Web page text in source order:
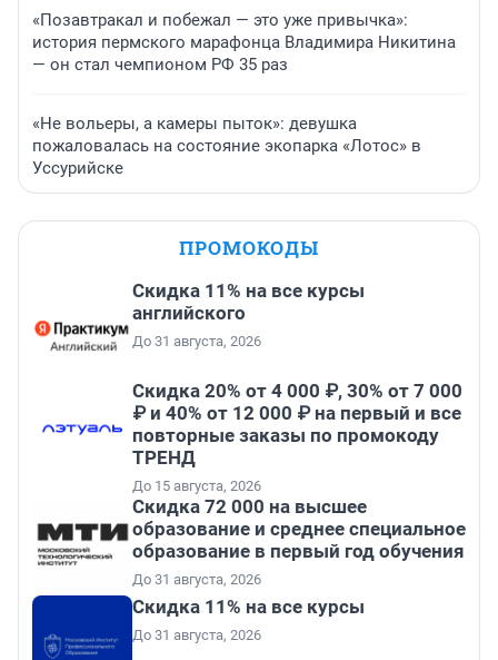
«Позавтракал и побежал — это уже привычка»:
история пермского марафонца Владимира Никитина
— он стал чемпионом РФ 35 раз
«Не вольеры, а камеры пыток»: девушка
пожаловалась на состояние экопарка «Лотос» в
Уссурийске
ПРОМОКОДЫ
Скидка 11% на все курсы
английского
До 31 августа, 2026
Скидка 20% от 4 000 ₽, 30% от 7 000
₽ и 40% от 12 000 ₽ на первый и все
повторные заказы по промокоду
ТРЕНД
До 15 августа, 2026
Скидка 72 000 на высшее
образование и среднее специальное
образование в первый год обучения
До 31 августа, 2026
Скидка 11% на все курсы
До 31 августа, 2026